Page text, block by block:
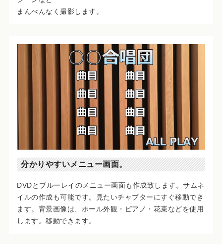
まんべんなく撮影します。
分かりやすいメニュー画面。
DVDとブルーレイのメニュー画面も作成致します。サムネ
イルの作成も可能です。見たいチャプターにすぐ移動でき
ます。背景画像は、ホール外観・ピアノ・花束などを使用
します。移動できます。